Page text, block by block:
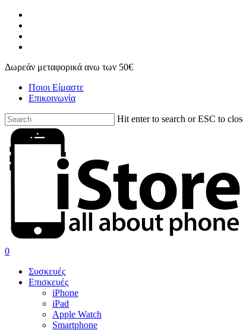
Skip
main
content
Δωρεάν μεταφορικά ανω των 50€
Ποιοι Είμαστε
Επικοινωνία
Hit enter to search or ESC to
Close
Search
search
account
0
Συσκευές
Επισκευές
iPhone
iPad
Apple Watch
Smartphone